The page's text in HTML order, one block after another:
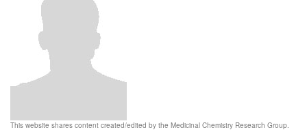
This website shares content created/edited by the Medicinal Chemistry Research Group.